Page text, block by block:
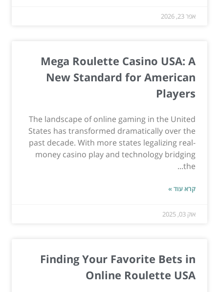
אפר 23, 2026
Mega Roulette Casino USA: A
New Standard for American
Players
The landscape of online gaming in the United
States has transformed dramatically over the
past decade. With more states legalizing real-
money casino play and technology bridging
the...
קרא עוד »
אוק 03, 2025
Finding Your Favorite Bets in
Online Roulette USA